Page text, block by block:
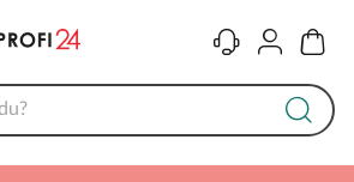
KontaktKonto